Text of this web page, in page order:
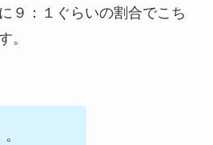
９：１ぐらいの割合でこち
。